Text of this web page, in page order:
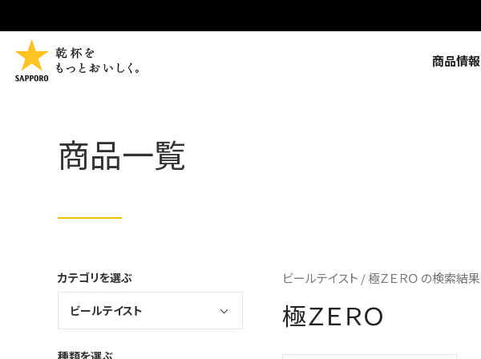
商品情報
商品一覧
カテゴリを選ぶ
ビールテイスト
種類を選ぶ
ビールテイスト / 極ＺＥＲＯ の検索結果
極ＺＥＲＯ